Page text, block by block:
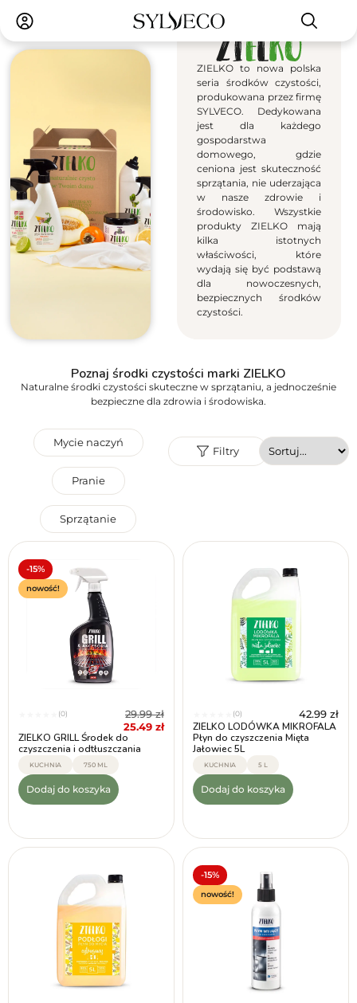
ZIELKO to nowa polska
seria środków czystości,
produkowana przez firmę
SYLVECO. Dedykowana
jest dla każdego
gospodarstwa
domowego, gdzie
ceniona jest skuteczność
sprzątania, nie uderzająca
w nasze zdrowie i
środowisko. Wszystkie
produkty ZIELKO mają
kilka istotnych
właściwości, które
wydają się być podstawą
dla nowoczesnych,
bezpiecznych środków
czystości.
Poznaj środki czystości marki ZIELKO
Naturalne środki czystości skuteczne w sprzątaniu, a jednocześnie
bezpieczne dla zdrowia i środowiska.
Filtry
Mycie naczyń
Pranie
Sprzątanie
Przeznaczenie Reset filtrów
-15%
nowość!
(0) 29.99zł
25.49 zł
ZIELKO GRILL Środek do
czyszczenia i odtłuszczania
KUCHNIA 750 ML
Dodaj do koszyka
(0) 42.99 zł
ZIELKO LODÓWKA MIKROFALA
Płyn do czyszczenia Mięta
Jałowiec 5L
KUCHNIA 5 L
Dodaj do koszyka
-15%
nowość!